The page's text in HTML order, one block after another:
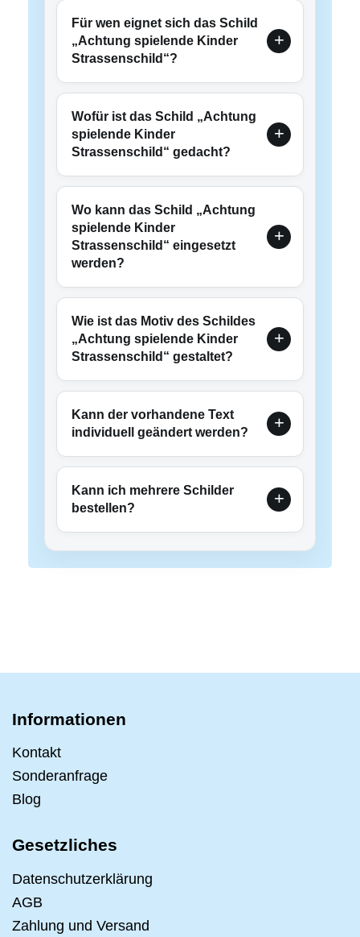
Für wen eignet sich das Schild
„Achtung spielende Kinder
Strassenschild“?
Wofür ist das Schild „Achtung
spielende Kinder
Strassenschild“ gedacht?
Wo kann das Schild „Achtung
spielende Kinder
Strassenschild“ eingesetzt
werden?
Wie ist das Motiv des Schildes
„Achtung spielende Kinder
Strassenschild“ gestaltet?
Kann der vorhandene Text
individuell geändert werden?
Kann ich mehrere Schilder
bestellen?
Informationen
Kontakt
Sonderanfrage
Blog
Gesetzliches
Datenschutzerklärung
AGB
Zahlung und Versand